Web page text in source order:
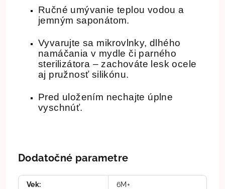
Ručné umývanie teplou vodou a
jemným saponátom.
Vyvarujte sa mikrovlnky, dlhého
namáčania v mydle či parného
sterilizátora – zachováte lesk ocele
aj pružnosť silikónu.
Pred uložením nechajte úplne
vyschnúť.
Dodatočné parametre
Vek: 6M+